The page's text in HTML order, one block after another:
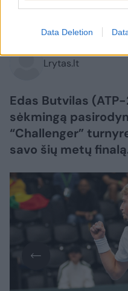
Data Deletion
Lrytas.lt
Edas Butvilas
sėkmingą
“Challenger”
savo šių metų